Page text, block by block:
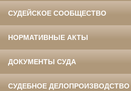
СУДЕЙСКОЕ СООБЩЕСТВО
НОРМАТИВНЫЕ АКТЫ
ДОКУМЕНТЫ СУДА
СУДЕБНОЕ ДЕЛОПРОИЗВОДСТВО